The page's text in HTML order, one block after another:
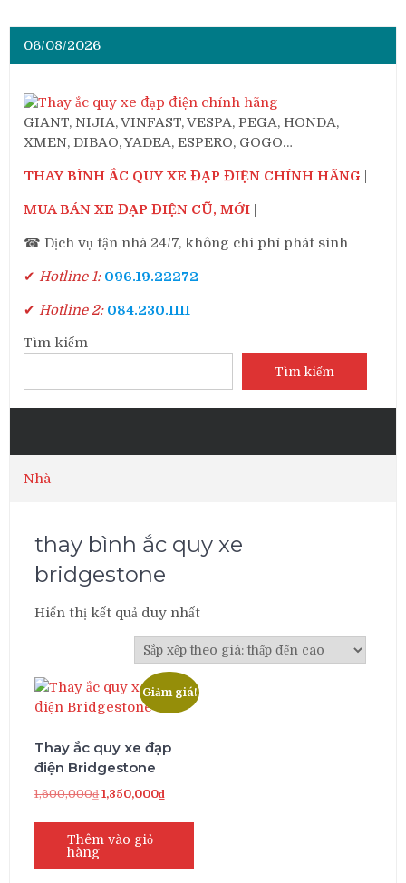
06/08/2026
GIANT, NIJIA, VINFAST, VESPA, PEGA, HONDA,
XMEN, DIBAO, YADEA, ESPERO, GOGO…
THAY BÌNH ẮC QUY XE ĐẠP ĐIỆN CHÍNH HÃNG |
MUA BÁN XE ĐẠP ĐIỆN CŨ, MỚI |
☎ Dịch vụ tận nhà 24/7, không chi phí phát sinh
✔ Hotline 1: 096.19.22272
✔ Hotline 2: 084.230.1111
Tìm kiếm
Tìm kiếm
Nhà
thay bình ắc quy xe
bridgestone
Hiển thị kết quả duy nhất
Giảm giá!
Thay ắc quy xe đạp
điện Bridgestone
1,600,000₫Giá
1,350,000₫Giá
1,350,000₫.
Thêm vào giỏ
hàng